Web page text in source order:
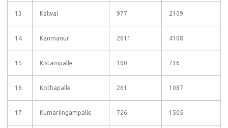
13 Kalwal 977 2109
14 Kanmanur 2611 4108
15 Kistampalle 100 736
16 Kothapalle 261 1087
17 Kumarlingampalle 726 1505